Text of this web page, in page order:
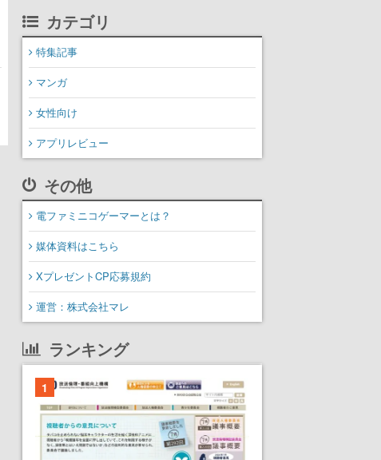
カテゴリ
特集記事
マンガ
女性向け
アプリレビュー
その他
電ファミニコゲーマーとは？
媒体資料はこちら
XプレゼントCP応募規約
運営：株式会社マレ
ランキング
1